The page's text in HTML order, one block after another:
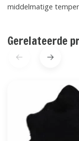
middelmatige
Gerelateerde